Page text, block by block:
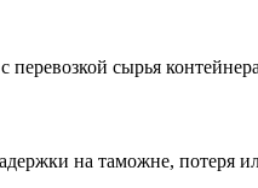
перевозкой сырья
на таможне, потеря